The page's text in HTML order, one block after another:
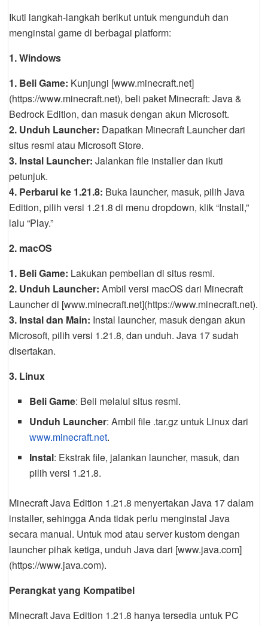
Ikuti langkah-langkah berikut untuk mengunduh dan
menginstal game di berbagai platform:
1. Windows
1. Beli Game: Kunjungi [www.minecraft.net]
(https://www.minecraft.net), beli paket Minecraft: Java &
Bedrock Edition, dan masuk dengan akun Microsoft.
2. Unduh Launcher: Dapatkan Minecraft Launcher dari
situs resmi atau Microsoft Store.
3. Instal Launcher: Jalankan file installer dan ikuti
petunjuk.
4. Perbarui ke 1.21.8: Buka launcher, masuk, pilih Java
Edition, pilih versi 1.21.8 di menu dropdown, klik “Install,”
lalu “Play.”
2. macOS
1. Beli Game: Lakukan pembelian di situs resmi.
2. Unduh Launcher: Ambil versi macOS dari Minecraft
Launcher di [www.minecraft.net](https://www.minecraft.net).
3. Instal dan Main: Instal launcher, masuk dengan akun
Microsoft, pilih versi 1.21.8, dan unduh. Java 17 sudah
disertakan.
3. Linux
Beli Game: Beli melalui situs resmi.
Unduh Launcher: Ambil file .tar.gz untuk Linux dari
www.minecraft.net.
Instal: Ekstrak file, jalankan launcher, masuk, dan
pilih versi 1.21.8.
Minecraft Java Edition 1.21.8 menyertakan Java 17 dalam
installer, sehingga Anda tidak perlu menginstal Java
secara manual. Untuk mod atau server kustom dengan
launcher pihak ketiga, unduh Java dari [www.java.com]
(https://www.java.com).
Perangkat yang Kompatibel
Minecraft Java Edition 1.21.8 hanya tersedia untuk PC